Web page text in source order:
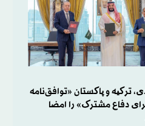
ترکیه و پاکستان «توافق‌نامه
دفاع مشترک» را امضا